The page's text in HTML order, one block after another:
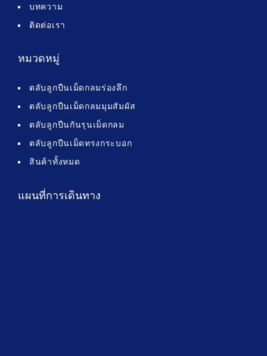
บทความ
ติดต่อเรา
หมวดหมู่
ตลับลูกปืนเม็ดกลมร่องลึก
ตลับลูกปืนเม็ดกลมมุมสัมผัส
ตลับลูกปืนกันรุนเม็ดกลม
ตลับลูกปืนเม็ดทรงกระบอก
สินค้าทั้งหมด
แผนที่การเดินทาง